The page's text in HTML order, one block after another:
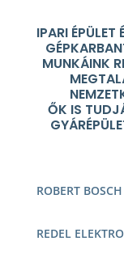
IPARI ÉPÜLET
MUNKÁINK
ŐK IS
ROBERT
REDEL